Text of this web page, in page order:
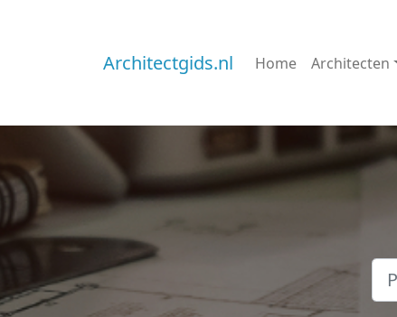
Architectgids.nl Home Architecten